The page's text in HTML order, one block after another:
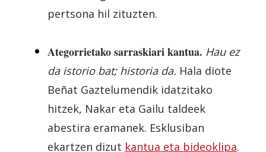
pertsona hil zituzten.
Ategorrietako sarraskiari kantua. Hau ez
da istorio bat; historia da. Hala diote
Beñat Gaztelumendik idatzitako
hitzek, Nakar eta Gailu taldeek
abestira eramanek. Esklusiban
ekartzen dizut kantua eta bideoklipa.